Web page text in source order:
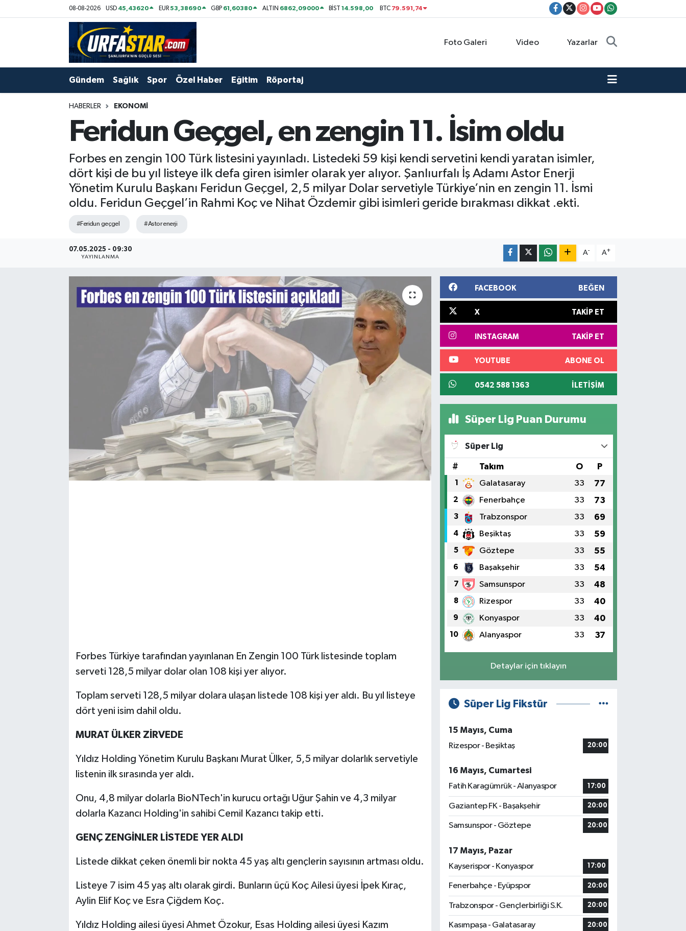
08-08-2026 USD 45,43620 EUR53,38690 GBP 61,60380 ALTIN 6862,09000 BİST14.598,00 BTC 79.591,74
Foto Galeri Video Yazarlar
Gündem Sağlık Spor Özel Haber Eğitim Röportaj
HABERLER EKONOMI
Feridun Geçgel, en zengin 11. İsim oldu
Forbes en zengin 100 Türk listesini yayınladı. Listedeki 59 kişi kendi servetini kendi yaratan isimler,
dört kişi de bu yıl listeye ilk defa giren isimler olarak yer alıyor. Şanlıurfalı İş Adamı Astor Enerji
Yönetim Kurulu Başkanı Feridun Geçgel, 2,5 milyar Dolar servetiyle Türkiye’nin en zengin 11. İsmi
oldu. Feridun Geçgel’in Rahmi Koç ve Nihat Özdemir gibi isimleri geride bırakması dikkat .ekti.
#Feridun geçgel #Astor enerji
07.05.2025 - 09:30
YAYINLANMA
A- A+
Forbes Türkiye tarafından yayınlanan En Zengin 100 Türk listesinde toplam
serveti 128,5 milyar dolar olan 108 kişi yer alıyor.
Toplam serveti 128,5 milyar dolara ulaşan listede 108 kişi yer aldı. Bu yıl listeye
dört yeni isim dahil oldu.
MURAT ÜLKER ZİRVEDE
Yıldız Holding Yönetim Kurulu Başkanı Murat Ülker, 5,5 milyar dolarlık servetiyle
listenin ilk sırasında yer aldı.
Onu, 4,8 milyar dolarla BioNTech'in kurucu ortağı Uğur Şahin ve 4,3 milyar
dolarla Kazancı Holding'in sahibi Cemil Kazancı takip etti.
GENÇ ZENGİNLER LİSTEDE YER ALDI
Listede dikkat çeken önemli bir nokta 45 yaş altı gençlerin sayısının artması oldu.
Listeye 7 isim 45 yaş altı olarak girdi. Bunların üçü Koç Ailesi üyesi İpek Kıraç,
Aylin Elif Koç ve Esra Çiğdem Koç.
Yıldız Holding ailesi üyesi Ahmet Özokur, Esas Holding ailesi üyesi Kazım
FACEBOOK BEĞEN
X TAKIP ET
INSTAGRAM TAKIP ET
YOUTUBE ABONE OL
0542 588 1363 İLETIŞIM
Süper Lig Puan Durumu
Süper Lig
# Takım O P
1 Galatasaray 33 77
2 Fenerbahçe 33 73
3 Trabzonspor 33 69
4 Beşiktaş 33 59
5 Göztepe 33 55
6 Başakşehir 33 54
7 Samsunspor 33 48
8 Rizespor 33 40
9 Konyaspor 33 40
10 Alanyaspor 33 37
Detaylar için tıklayın
Süper Lig Fikstür
15 Mayıs, Cuma
Rizespor - Beşiktaş
20:00
16 Mayıs, Cumartesi
Fatih Karagümrük - Alanyaspor
17:00
Gaziantep FK - Başakşehir 20:00
Samsunspor - Göztepe 20:00
17 Mayıs, Pazar
Kayserispor - Konyaspor
17:00
Fenerbahçe - Eyüpspor 20:00
Trabzonspor - Gençlerbirliği S.K. 20:00
Kasımpaşa - Galatasaray 20:00
Şanlıurfa Nöbetçi Eczaneler
Şanlıurfa Hava Durumu
Süper Lig Puan Durumu ve Fikstür
Tüm Manşetler
Son Dakika Haberleri